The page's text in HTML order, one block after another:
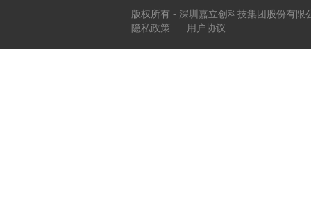
版权所有 - 深圳嘉立创科技集团股份有限
隐私政策
用户协议